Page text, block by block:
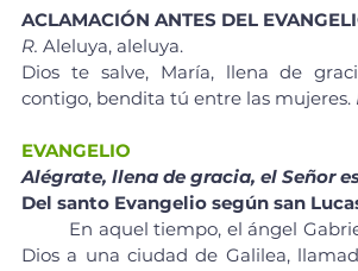
ACLAMACIÓN ANTES DEL
R. Aleluya, aleluya.
Dios te salve, María, llena de
contigo, bendita tú entre las mujeres.
EVANGELIO
Alégrate, llena de gracia, el Señor
Del santo Evangelio según san
Dios a una ciudad de Galilea,